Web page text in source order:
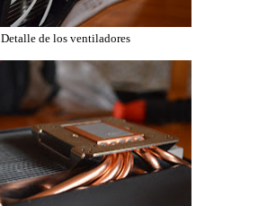
Detalle de los ventiladores